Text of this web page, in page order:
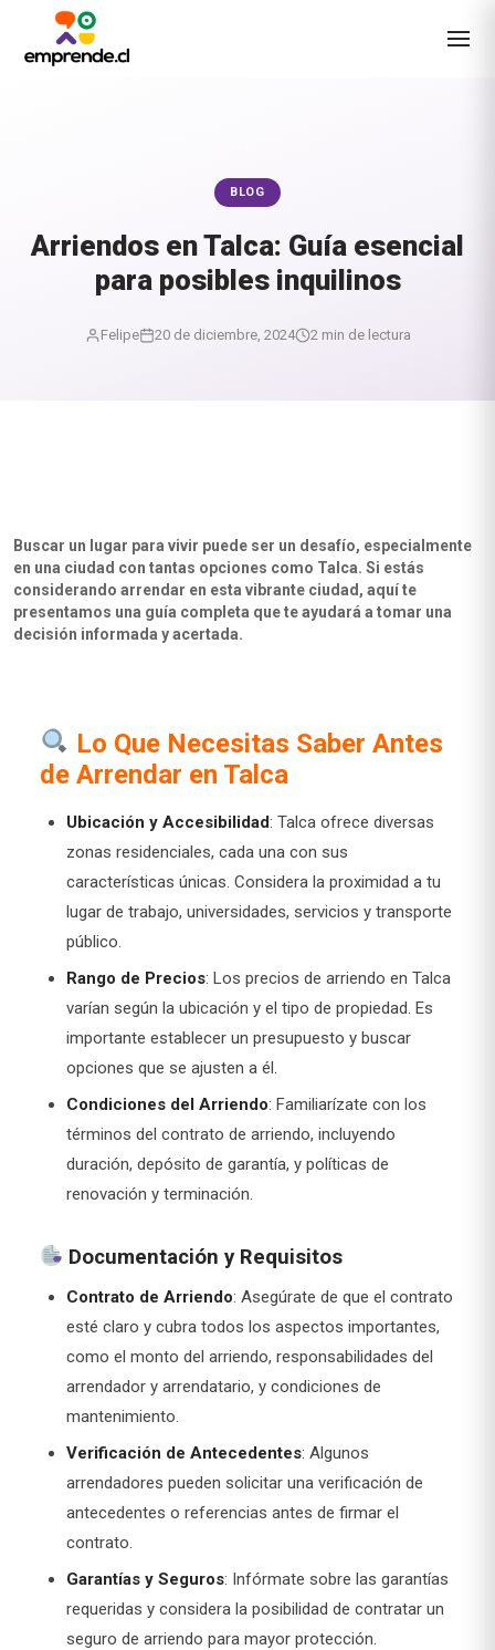
BLOG
Arriendos en Talca: Guía esencial
para posibles inquilinos
Felipe 20 de diciembre, 2024 2 min de lectura
Buscar un lugar para vivir puede ser un desafío, especialmente
en una ciudad con tantas opciones como Talca. Si estás
considerando arrendar en esta vibrante ciudad, aquí te
presentamos una guía completa que te ayudará a tomar una
decisión informada y acertada.
Lo Que Necesitas Saber Antes
de Arrendar en Talca
Ubicación y Accesibilidad: Talca ofrece diversas
zonas residenciales, cada una con sus
características únicas. Considera la proximidad a tu
lugar de trabajo, universidades, servicios y transporte
público.
Rango de Precios: Los precios de arriendo en Talca
varían según la ubicación y el tipo de propiedad. Es
importante establecer un presupuesto y buscar
opciones que se ajusten a él.
Condiciones del Arriendo: Familiarízate con los
términos del contrato de arriendo, incluyendo
duración, depósito de garantía, y políticas de
renovación y terminación.
Documentación y Requisitos
Contrato de Arriendo: Asegúrate de que el contrato
esté claro y cubra todos los aspectos importantes,
como el monto del arriendo, responsabilidades del
arrendador y arrendatario, y condiciones de
mantenimiento.
Verificación de Antecedentes: Algunos
arrendadores pueden solicitar una verificación de
antecedentes o referencias antes de firmar el
contrato.
Garantías y Seguros: Infórmate sobre las garantías
requeridas y considera la posibilidad de contratar un
seguro de arriendo para mayor protección.